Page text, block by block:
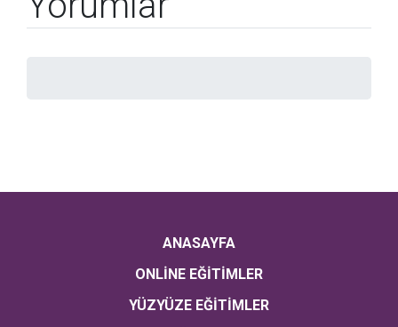
ANASAYFA
ONLİNE EĞİTİMLER
YÜZYÜZE EĞİTİMLER